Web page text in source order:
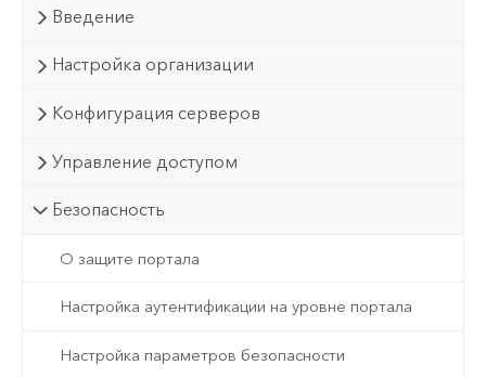
Введение
Настройка организации
Конфигурация серверов
Управление доступом
Безопасность
О защите портала
Настройка аутентификации на уровне портала
Настройка параметров безопасности